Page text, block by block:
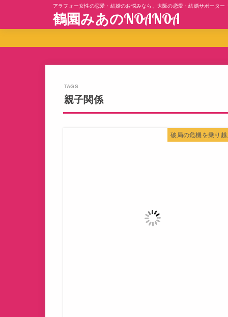
アラフォー女性の恋愛・結婚のお悩みなら、大阪の恋愛・結婚サポータ
鶴園みあのNOANOA
親子関係
破局の危機を乗り